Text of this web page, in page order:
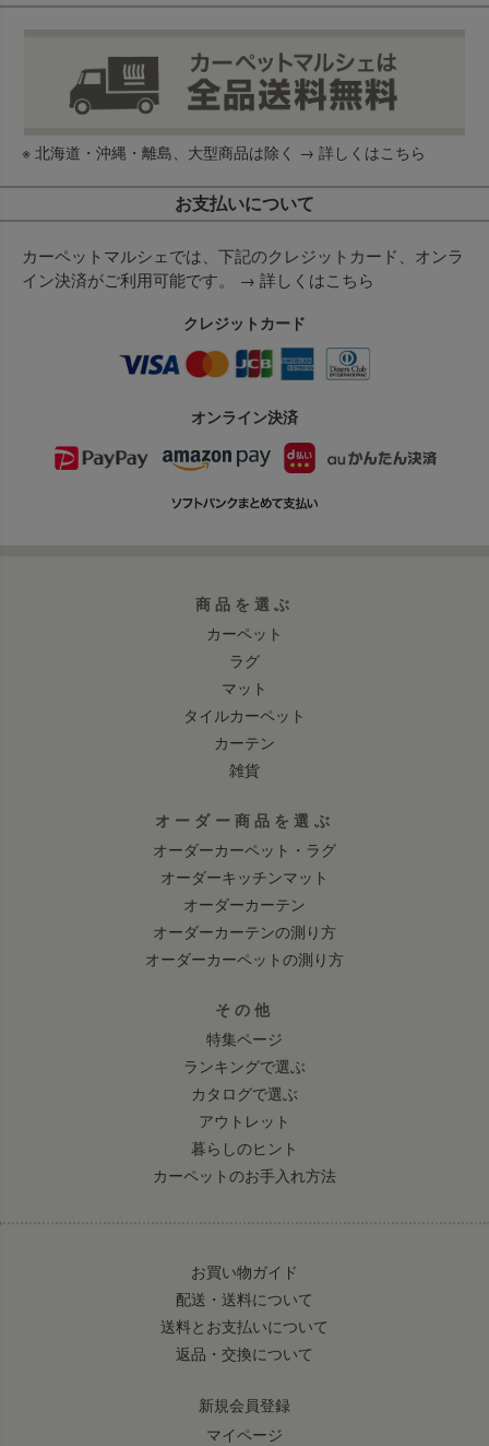
※ 北海道・沖縄・離島、大型商品は除く → 詳しくはこちら
お支払いについて
カーペットマルシェでは、下記のクレジットカード、オンラ
イン決済がご利用可能です。 → 詳しくはこちら
クレジットカード
オンライン決済
商品を選ぶ
カーペット
ラグ
マット
タイルカーペット
カーテン
雑貨
オーダー商品を選ぶ
オーダーカーペット・ラグ
オーダーキッチンマット
オーダーカーテン
オーダーカーテンの測り方
オーダーカーペットの測り方
その他
特集ページ
ランキングで選ぶ
カタログで選ぶ
アウトレット
暮らしのヒント
カーペットのお手入れ方法
お買い物ガイド
配送・送料について
送料とお支払いについて
返品・交換について
新規会員登録
マイページ